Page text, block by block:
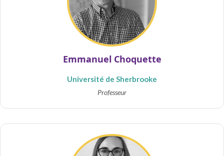
Emmanuel Choquette
Université de Sherbrooke
Professeur